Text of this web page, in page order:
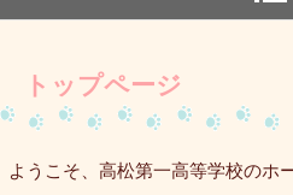
トップページ
ようこそ、高松第一高等学校のホ